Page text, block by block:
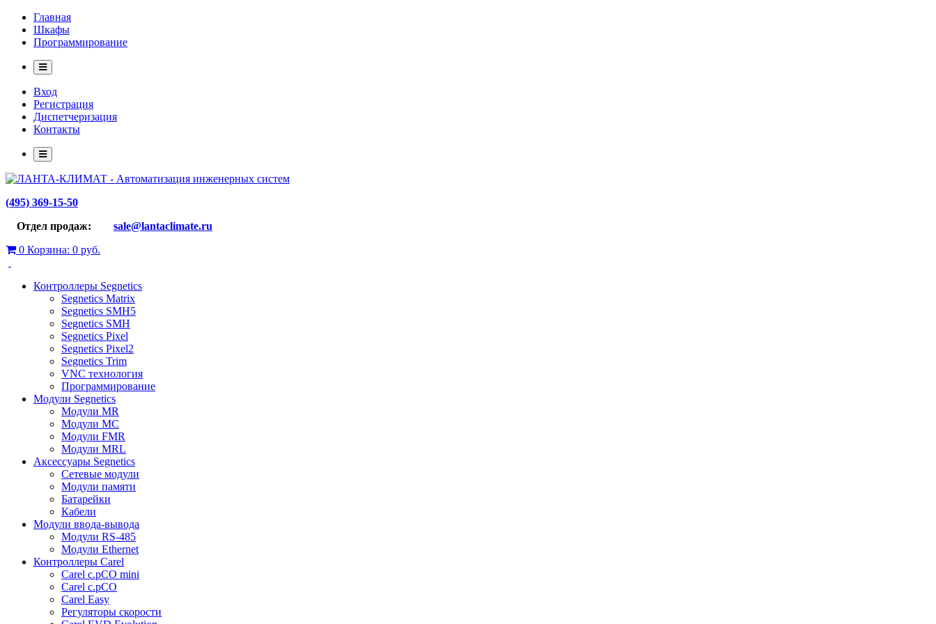
Главная
Шкафы
Программирование
Вход
Регистрация
Диспетчеризация
Контакты
(495) 369-15-50
Отдел продаж: sale@lantaclimate.ru
0 Корзина: 0 руб.
Контроллеры Segnetics
Segnetics Matrix
Segnetics SMH5
Segnetics SMH
Segnetics Pixel
Segnetics Pixel2
Segnetics Trim
VNC технология
Программирование
Модули Segnetics
Модули MR
Модули MC
Модули FMR
Модули MRL
Аксессуары Segnetics
Сетевые модули
Модули памяти
Батарейки
Кабели
Модули ввода-вывода
Модули RS-485
Модули Ethernet
Контроллеры Carel
Carel c.pCO mini
Carel c.pCO
Carel Easy
Регуляторы скорости